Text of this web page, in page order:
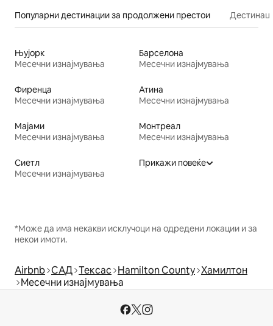
Популарни дестинации за продолжени престои
Њујорк
Месечни изнајмувања
Барселона
Месечни изнајмувања
Фиренца
Месечни изнајмувања
Атина
Месечни изнајмувања
Мајами
Месечни изнајмувања
Монтреал
Месечни изнајмувања
Сиетл
Месечни изнајмувања
Прикажи повеќе
*Може да има некакви исклучоци на одредени локации и за
некои имоти.
Airbnb САД Тексас Hamilton County Хамилтон
Месечни изнајмувања